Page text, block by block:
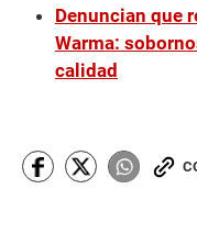
Denuncian que
Warma:
calidad